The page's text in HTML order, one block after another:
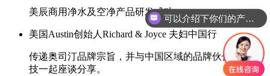
美辰商用净水及空净产品研发成功
美国Austin创始人Richard & Joyce 夫妇中国行
传递奥司汀品牌宗旨，并与中国区域的品牌伙伴美辰科
技一起座谈分享。
可以介绍下你们的产品么？